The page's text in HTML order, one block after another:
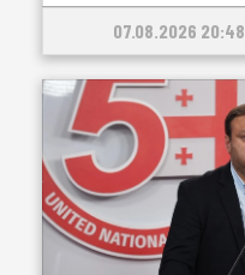
07.08.2026 20:48